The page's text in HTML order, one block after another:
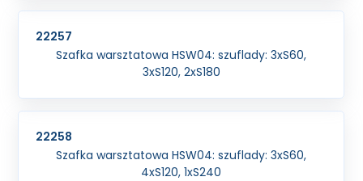
22257
Szafka warsztatowa HSW04: szuflady: 3xS60,
3xS120, 2xS180
22258
Szafka warsztatowa HSW04: szuflady: 3xS60,
4xS120, 1xS240